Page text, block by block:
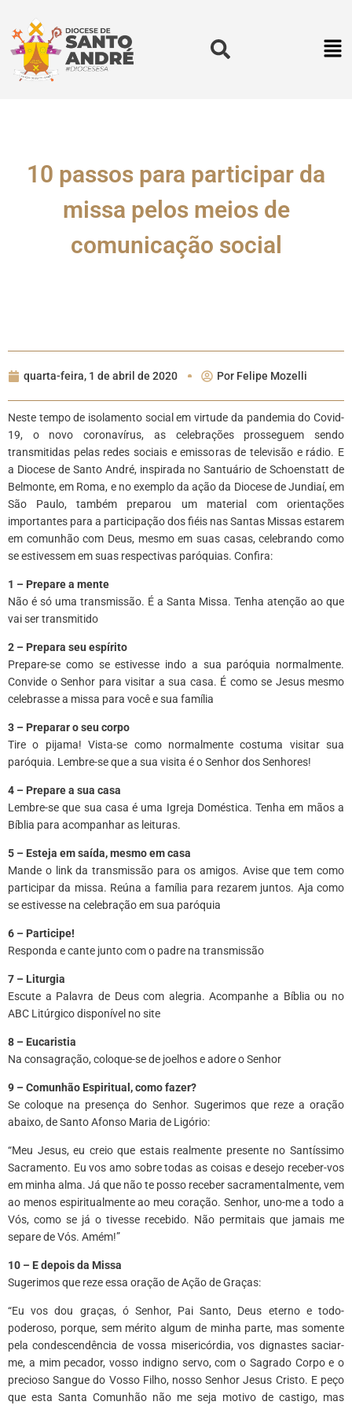
10 passos para participar da
missa pelos meios de
comunicação social
quarta-feira, 1 de abril de 2020 Por Felipe Mozelli
Neste tempo de isolamento social em virtude da pandemia do Covid-
19, o novo coronavírus, as celebrações prosseguem sendo
transmitidas pelas redes sociais e emissoras de televisão e rádio. E
a Diocese de Santo André, inspirada no Santuário de Schoenstatt de
Belmonte, em Roma, e no exemplo da ação da Diocese de Jundiaí, em
São Paulo, também preparou um material com orientações
importantes para a participação dos fiéis nas Santas Missas estarem
em comunhão com Deus, mesmo em suas casas, celebrando como
se estivessem em suas respectivas paróquias. Confira:
1 – Prepare a mente
Não é só uma transmissão. É a Santa Missa. Tenha atenção ao que
vai ser transmitido
2 – Prepara seu espírito
Prepare-se como se estivesse indo a sua paróquia normalmente.
Convide o Senhor para visitar a sua casa. É como se Jesus mesmo
celebrasse a missa para você e sua família
3 – Preparar o seu corpo
Tire o pijama! Vista-se como normalmente costuma visitar sua
paróquia. Lembre-se que a sua visita é o Senhor dos Senhores!
4 – Prepare a sua casa
Lembre-se que sua casa é uma Igreja Doméstica. Tenha em mãos a
Bíblia para acompanhar as leituras.
5 – Esteja em saída, mesmo em casa
Mande o link da transmissão para os amigos. Avise que tem como
participar da missa. Reúna a família para rezarem juntos. Aja como
se estivesse na celebração em sua paróquia
6 – Participe!
Responda e cante junto com o padre na transmissão
7 – Liturgia
Escute a Palavra de Deus com alegria. Acompanhe a Bíblia ou no
ABC Litúrgico disponível no site
8 – Eucaristia
Na consagração, coloque-se de joelhos e adore o Senhor
9 – Comunhão Espiritual, como fazer?
Se coloque na presença do Senhor. Sugerimos que reze a oração
abaixo, de Santo Afonso Maria de Ligório:
“Meu Jesus, eu creio que estais realmente presente no Santíssimo
Sacramento. Eu vos amo sobre todas as coisas e desejo receber-vos
em minha alma. Já que não te posso receber sacramentalmente, vem
ao menos espiritualmente ao meu coração. Senhor, uno-me a todo a
Vós, como se já o tivesse recebido. Não permitais que jamais me
separe de Vós. Amém!”
10 – E depois da Missa
Sugerimos que reze essa oração de Ação de Graças:
“Eu vos dou graças, ó Senhor, Pai Santo, Deus eterno e todo-
poderoso, porque, sem mérito algum de minha parte, mas somente
pela condescendência de vossa misericórdia, vos dignastes saciar-
me, a mim pecador, vosso indigno servo, com o Sagrado Corpo e o
precioso Sangue do Vosso Filho, nosso Senhor Jesus Cristo. E peço
que esta Santa Comunhão não me seja motivo de castigo, mas